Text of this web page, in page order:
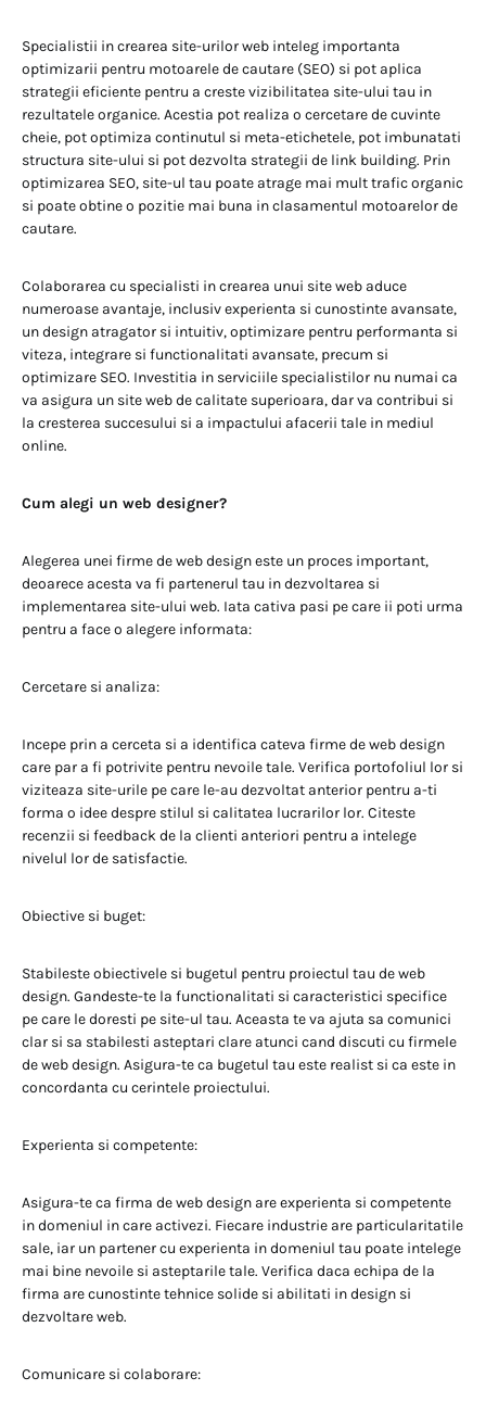
Specialistii in crearea site-urilor web inteleg importanta
optimizarii pentru motoarele de cautare (SEO) si pot aplica
strategii eficiente pentru a creste vizibilitatea site-ului tau in
rezultatele organice. Acestia pot realiza o cercetare de cuvinte
cheie, pot optimiza continutul si meta-etichetele, pot imbunatati
structura site-ului si pot dezvolta strategii de link building. Prin
optimizarea SEO, site-ul tau poate atrage mai mult trafic organic
si poate obtine o pozitie mai buna in clasamentul motoarelor de
cautare.
Colaborarea cu specialisti in crearea unui site web aduce
numeroase avantaje, inclusiv experienta si cunostinte avansate,
un design atragator si intuitiv, optimizare pentru performanta si
viteza, integrare si functionalitati avansate, precum si
optimizare SEO. Investitia in serviciile specialistilor nu numai ca
va asigura un site web de calitate superioara, dar va contribui si
la cresterea succesului si a impactului afacerii tale in mediul
online.
Cum alegi un web designer?
Alegerea unei firme de web design este un proces important,
deoarece acesta va fi partenerul tau in dezvoltarea si
implementarea site-ului web. Iata cativa pasi pe care ii poti urma
pentru a face o alegere informata:
Cercetare si analiza:
Incepe prin a cerceta si a identifica cateva firme de web design
care par a fi potrivite pentru nevoile tale. Verifica portofoliul lor si
viziteaza site-urile pe care le-au dezvoltat anterior pentru a-ti
forma o idee despre stilul si calitatea lucrarilor lor. Citeste
recenzii si feedback de la clienti anteriori pentru a intelege
nivelul lor de satisfactie.
Obiective si buget:
Stabileste obiectivele si bugetul pentru proiectul tau de web
design. Gandeste-te la functionalitati si caracteristici specifice
pe care le doresti pe site-ul tau. Aceasta te va ajuta sa comunici
clar si sa stabilesti asteptari clare atunci cand discuti cu firmele
de web design. Asigura-te ca bugetul tau este realist si ca este in
concordanta cu cerintele proiectului.
Experienta si competente:
Asigura-te ca firma de web design are experienta si competente
in domeniul in care activezi. Fiecare industrie are particularitatile
sale, iar un partener cu experienta in domeniul tau poate intelege
mai bine nevoile si asteptarile tale. Verifica daca echipa de la
firma are cunostinte tehnice solide si abilitati in design si
dezvoltare web.
Comunicare si colaborare: